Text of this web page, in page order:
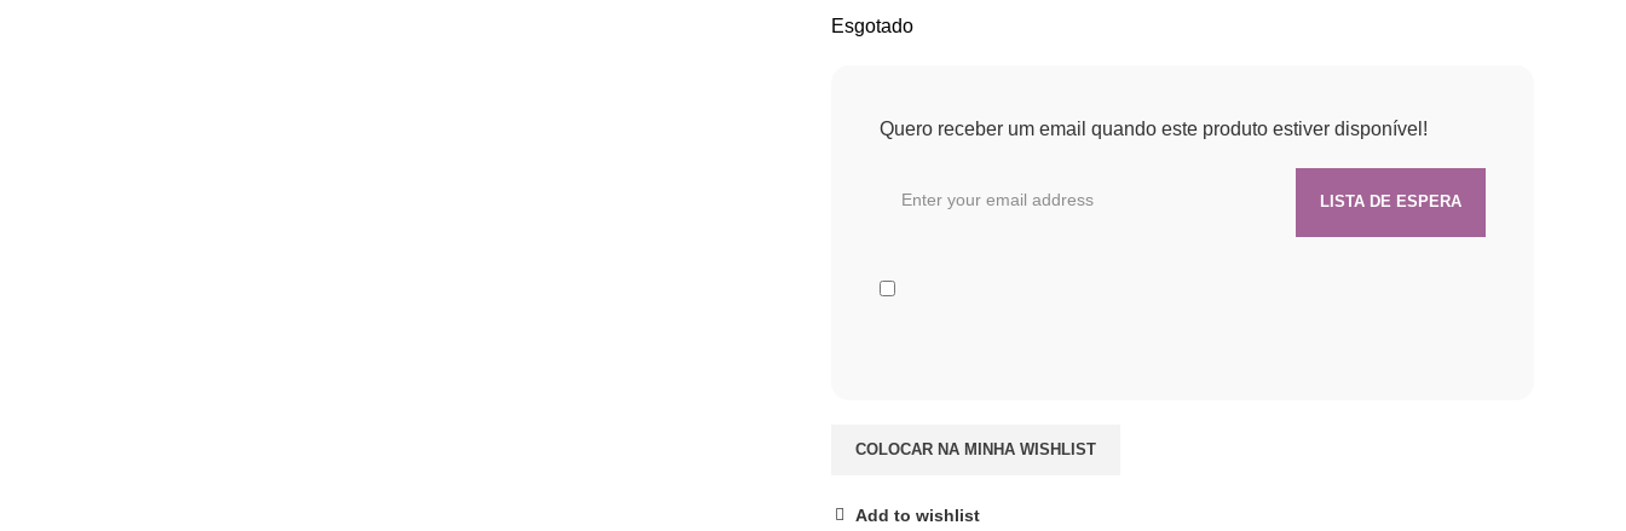
Esgotado
Quero receber um email quando este produto estiver disponível!
COLOCAR NA MINHA WISHLIST
Add to wishlist